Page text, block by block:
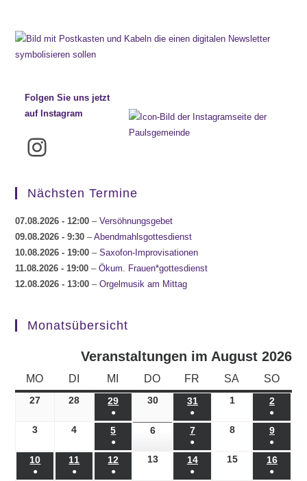
Folgen Sie uns jetzt
auf Instagram
Instagram
Nächsten Termine
07.08.2026 - 12:00 –Versöhnungsgebet
09.08.2026 - 9:30 –Abendmahlsgottesdienst
10.08.2026 - 19:00 –Saxofon-Improvisationen
11.08.2026 - 19:00 –Ökum. Frauen*gottesdienst
12.08.2026 - 13:00 –Orgelmusik am Mittag
Monatsübersicht
Veranstaltungen im August 2026
MO MONTAG
DI DIENSTAG
MI MITTWOCH
DO DONNERSTAG
FR FREITAG
SA SAMSTAG
SO
27 27.07.2026
28 28.07.2026
29 29.07.2026
●
(1
Veranstaltung)
3030.07.2026
3131.07.2026
●
(1
Veranstaltung)
101.08.2026
2
●
(1
3 03.08.2026
4 04.08.2026
5 05.08.2026
●
(1
Veranstaltung)
606.08.2026
707.08.2026
●
(1
Veranstaltung)
808.08.2026
9
●
(1
10 10.08.2026
●
11 11.08.2026
●
12 12.08.2026
●
1313.08.2026
1414.08.2026
●
1515.08.2026
16
●